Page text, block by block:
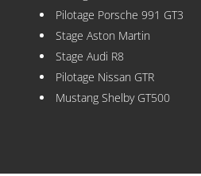
Pilotage Porsche 991 GT3
Stage Aston Martin
Stage Audi R8
Pilotage Nissan GTR
Mustang Shelby GT500